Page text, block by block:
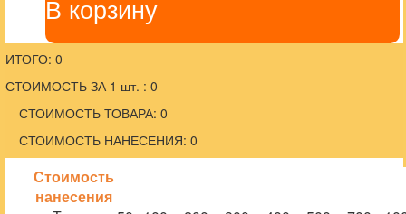
В корзину
ИТОГО: 0
СТОИМОСТЬ ЗА 1 шт. : 0
СТОИМОСТЬ ТОВАРА: 0
СТОИМОСТЬ НАНЕСЕНИЯ: 0
Стоимость
нанесения